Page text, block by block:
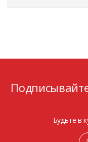
Будьте в